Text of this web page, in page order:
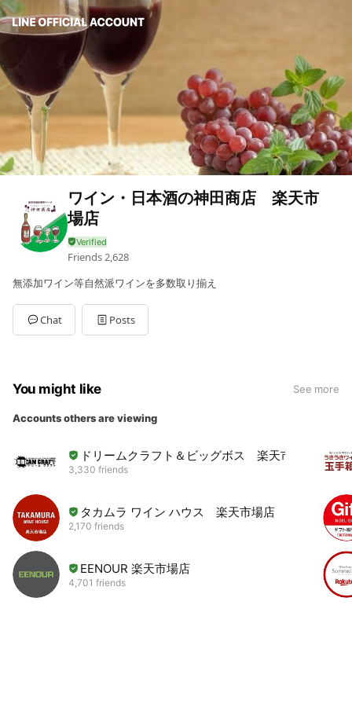
ワイン・日本酒の神田商店 楽天市
場店
Friends2,628
無添加ワイン等自然派ワインを多数取り揃え
Chat Posts
You might like See more
Accounts others are viewing
ドリームクラフト＆ビッグボス 楽天市場店
3,330 friends
タカムラ ワイン ハウス 楽天市場店
2,170 friends
EENOUR 楽天市場店
4,701 friends